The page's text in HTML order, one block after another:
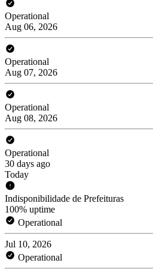
Operational
Aug 06, 2026
Operational
Aug 07, 2026
Operational
Aug 08, 2026
Operational
30 days ago
Today
Indisponibilidade de Prefeituras
100% uptime
Operational
Jul 10, 2026
Operational